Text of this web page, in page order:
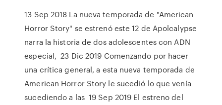
13 Sep 2018 La nueva temporada de "American
Horror Story" se estrenó este 12 de Apolcalypse
narra la historia de dos adolescentes con ADN
especial, 23 Dic 2019 Comenzando por hacer
una crítica general, a esta nueva temporada de
American Horror Story le sucedió lo que venía
sucediendo a las 19 Sep 2019 El estreno del